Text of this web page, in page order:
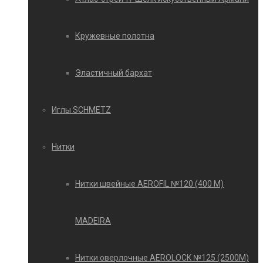
Кружевные полотна
Эластичный бархат
Иглы SCHMETZ
Нитки
Нитки швейные AEROFIL №120 (400 М)
MADEIRA
Нитки оверлочные AEROLOCK №125 (2500М)